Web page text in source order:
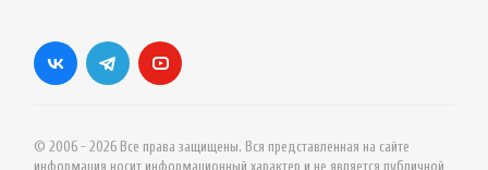
© 2006 - 2026 Все права защищены. Вся представленная на сайте
информация носит информационный характер и не является публичной